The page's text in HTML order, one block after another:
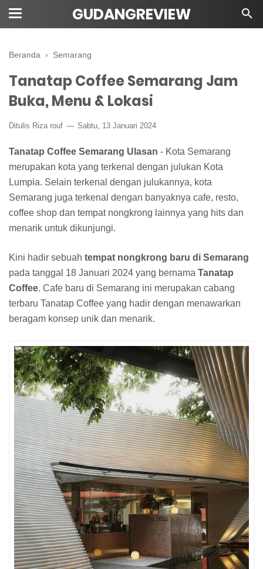
GUDANGREVIEW
Beranda › Semarang
Tanatap Coffee Semarang Jam
Buka, Menu & Lokasi
Ditulis Riza rouf Sabtu, 13 Januari 2024
Tanatap Coffee Semarang Ulasan - Kota Semarang
merupakan kota yang terkenal dengan julukan Kota
Lumpia. Selain terkenal dengan julukannya, kota
Semarang juga terkenal dengan banyaknya cafe, resto,
coffee shop dan tempat nongkrong lainnya yang hits dan
menarik untuk dikunjungi.
Kini hadir sebuah tempat nongkrong baru di Semarang
pada tanggal 18 Januari 2024 yang bernama Tanatap
Coffee. Cafe baru di Semarang ini merupakan cabang
terbaru Tanatap Coffee yang hadir dengan menawarkan
beragam konsep unik dan menarik.